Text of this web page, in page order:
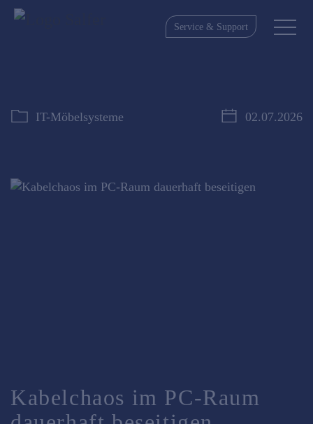
Service & Support
IT-Möbelsysteme 02.07.2026
Kabelchaos im PC-Raum